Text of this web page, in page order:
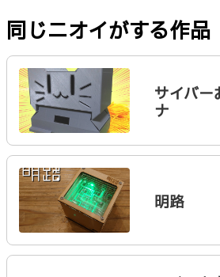
同じニオイがする作品
サイバー
ナ
明路